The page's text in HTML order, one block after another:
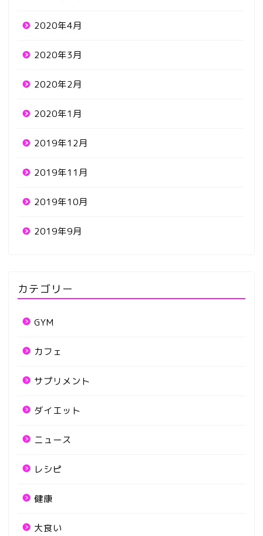
2020年4月
2020年3月
2020年2月
2020年1月
2019年12月
2019年11月
2019年10月
2019年9月
カテゴリー
GYM
カフェ
サプリメント
ダイエット
ニュース
レシピ
健康
大食い